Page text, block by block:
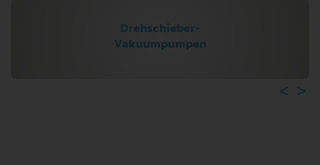
Klauen-
Vakuumpumpen